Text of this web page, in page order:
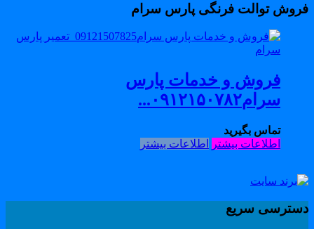
توالت فرنگی پارس سرام
فروش و خدمات پارس
سرام۰۹۱۲۱۵۰۷۸۲...
تماس بگیرید
اطلاعات بیشتر اطلاعات بیشتر
سریع